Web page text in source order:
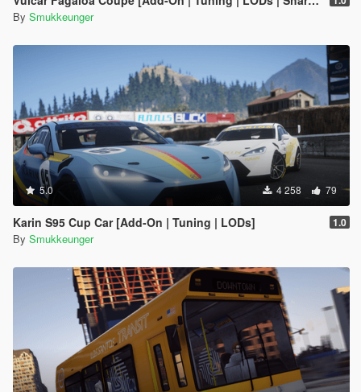
By Smukkeunger
5.0 4 258 79
Karin S95 Cup Car [Add-On | Tuning | LODs] 1.0
By Smukkeunger